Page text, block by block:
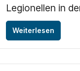
Legionellen in
Weiterlesen